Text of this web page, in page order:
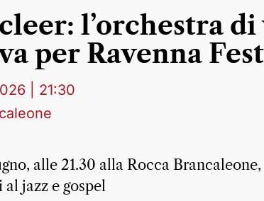
l’orchestra
per Ravenna
| 21:30
alle 21.30 alla Rocca
jazz e gospel